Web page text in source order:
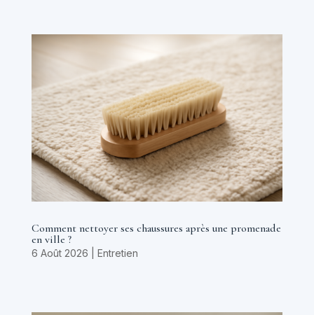
Comment nettoyer ses chaussures après une promenade
en ville ?
6 Août 2026 Entretien